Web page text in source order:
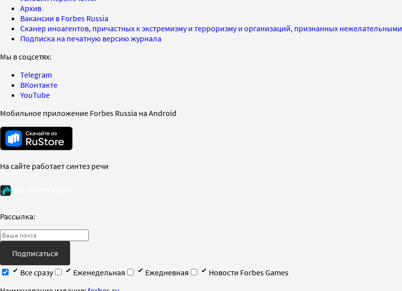
Архив
Вакансии в Forbes Russia
Сканер иноагентов, причастных к экстремизму и терроризму и организаций, признанных нежелательными
Подписка на печатную версию журнала
Мы в соцсетях:
Telegram
ВКонтакте
YouTube
Мобильное приложение Forbes Russia на Android
На сайте работает синтез речи
Рассылка:
Подписаться
Все сразу
Еженедельная Ежедневная
Новости Forbes Games